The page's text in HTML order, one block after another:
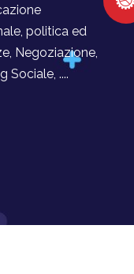
politica ed
Negoziazione,
Sociale, ....